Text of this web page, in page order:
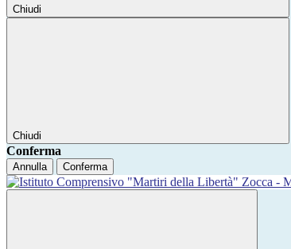
Chiudi
Chiudi
Conferma
Annulla Conferma